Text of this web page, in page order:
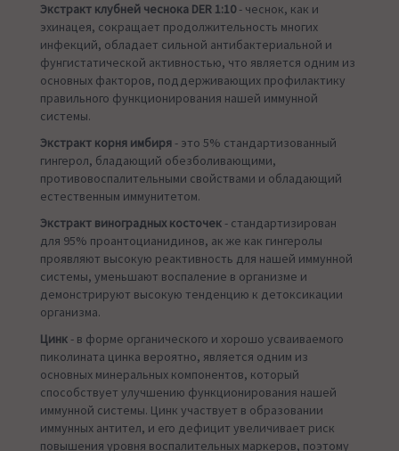
Экстракт клубней чеснока DER 1:10- чеснок, как и
эхинацея, сокращает продолжительность многих
инфекций, обладает сильной антибактериальной и
фунгистатической активностью, что является одним из
основных факторов, поддерживающих профилактику
правильного функционирования нашей иммунной
системы.
Экстракт корня имбиря - это 5% стандартизованный
гингерол, бладающий обезболивающими,
противовоспалительными свойствами и обладающий
естественным иммунитетом.
Экстракт виноградных косточек - стандартизирован
для 95% проантоцианидинов, ак же как гингеролы
проявляют высокую реактивность для нашей иммунной
системы, уменьшают воспаление в организме и
демонстрируют высокую тенденцию к детоксикации
организма.
Цинк - в форме органического и хорошо усваиваемого
пиколината цинка вероятно, является одним из
основных минеральных компонентов, который
способствует улучшению функционирования нашей
иммунной системы. Цинк участвует в образовании
иммунных антител, и его дефицит увеличивает риск
повышения уровня воспалительных маркеров, поэтому